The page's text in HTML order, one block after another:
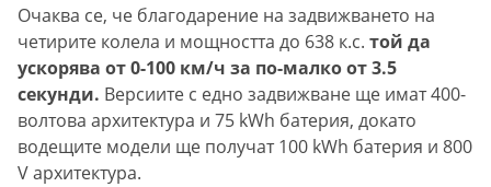
Очаква се, че благодарение на задвижването на
четирите колела и мощността до 638 ​​к.с. той да
ускорява от 0-100 км/ч за по-малко от 3.5
секунди. Версиите с едно задвижване ще имат 400-
волтова архитектура и 75 kWh батерия, докато
водещите модели ще получат 100 kWh батерия и 800
V архитектура.